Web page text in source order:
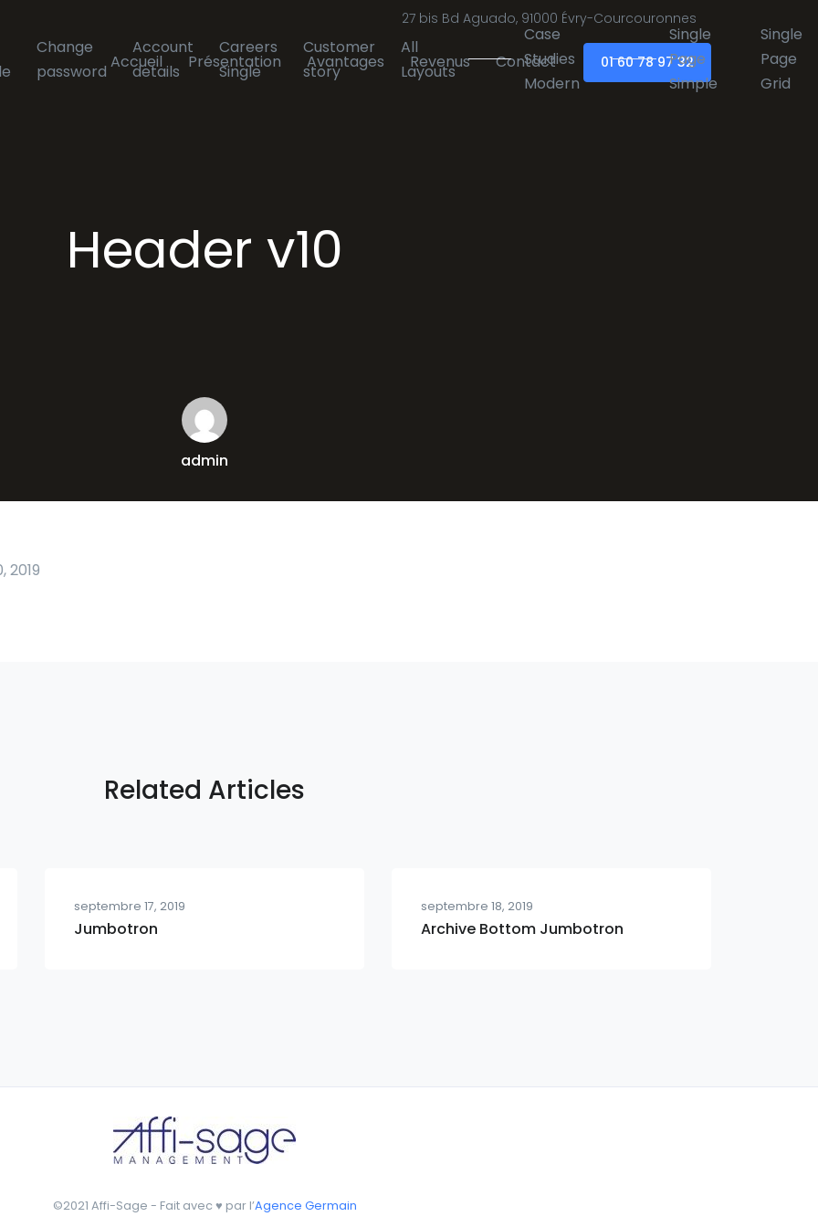
27 bis Bd Aguado, 91000 Évry-Courcouronnes
Accueil Présentation Avantages Revenus Contact 01 60 78 97 32
Header v10
admin
2019
Change
password
Account
details
Careers
Single
Customer
story
All
Layouts
Divider
Case
Studies
Modern
Divider
Single
Page
Simple
Single
Page
Grid
Related Articles
septembre 17, 2019
Jumbotron
septembre 18, 2019
Archive Bottom Jumbotron
©2021 Affi-Sage - Fait avec ♥ par l’Agence Germain